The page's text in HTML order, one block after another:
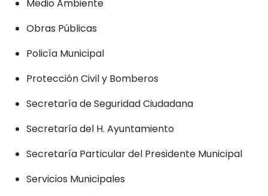
Medio Ambiente
Obras Públicas
Policía Municipal
Protección Civil y Bomberos
Secretaría de Seguridad Ciudadana
Secretaría del H. Ayuntamiento
Secretaría Particular del Presidente Municipal
Servicios Municipales